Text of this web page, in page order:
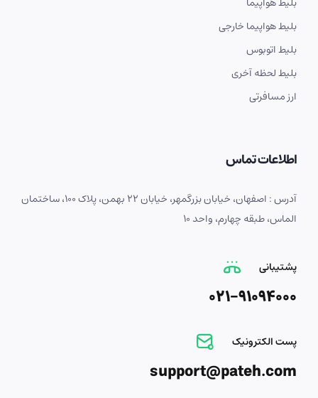
بلیط هواپیما خارجی
بلیط اتوبوس
بلیط لحظه آخری
ارز مسافرتی
اطلاعات تماس
آدرس : اصفهان، خیابان بزرگمهر، خیابان 22 بهمن، پلاک 100، ساختمان
الماس، طبقه چهارم، واحد 10
پشتیبانی
021-91094000
پست الکترونیک
support@pateh.com